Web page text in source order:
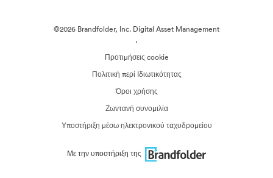
©2026 Brandfolder, Inc. Digital Asset Management
·
Προτιμήσεις cookie
Πολιτική περί Ιδιωτικότητας
Όροι χρήσης
Ζωντανή συνομιλία
Υποστήριξη μέσω ηλεκτρονικού ταχυδρομείου
Με την υποστήριξη της